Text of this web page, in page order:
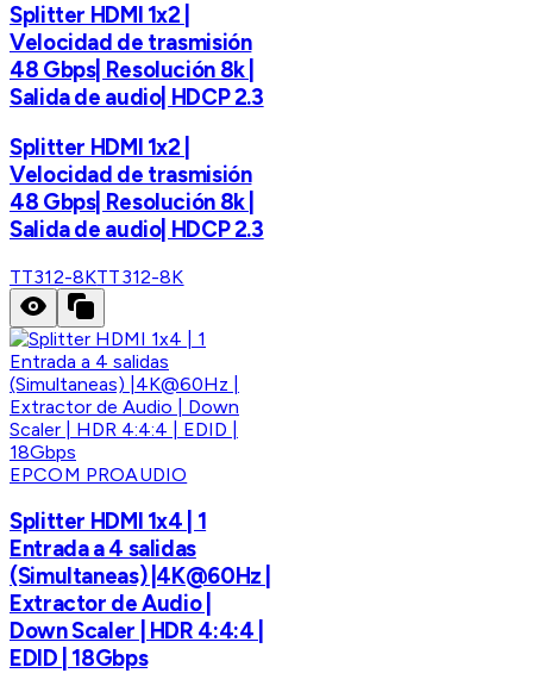
Splitter HDMI 1x2 |
Velocidad de trasmisión
48 Gbps| Resolución 8k |
Salida de audio| HDCP 2.3
Splitter HDMI 1x2 |
Velocidad de trasmisión
48 Gbps| Resolución 8k |
Salida de audio| HDCP 2.3
TT312-8KTT312-8K
EPCOM PROAUDIO
Splitter HDMI 1x4 | 1
Entrada a 4 salidas
(Simultaneas) |4K@60Hz |
Extractor de Audio |
Down Scaler | HDR 4:4:4 |
EDID | 18Gbps